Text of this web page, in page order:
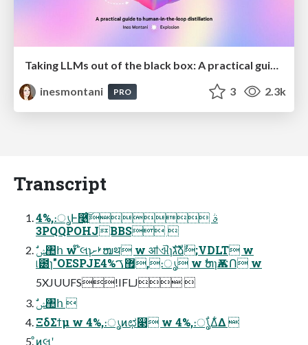
inesmontani
PRO 3 2.3k
Transcript
4%,։ൃͰ࿩͍ͨ͠ࣄ 
3PQQPOHJBBS 
୲౰ɿ"OESPJE޿ࠂ4%,։ൃ w ࣗຫɿѪ࠺Ո w
5XJUUFS!IFLJ 
ࣗݾ঺հ 
ΞδΣϯμ w 4%,։ൃͷಛ௃ w 4%,։ൃ͋Δ͋Δ 
ͦͷલʹ